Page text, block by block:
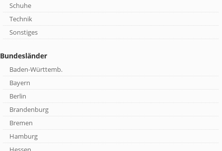
Schuhe
Technik
Sonstiges
Bundesländer
Baden-Württemb.
Bayern
Berlin
Brandenburg
Bremen
Hamburg